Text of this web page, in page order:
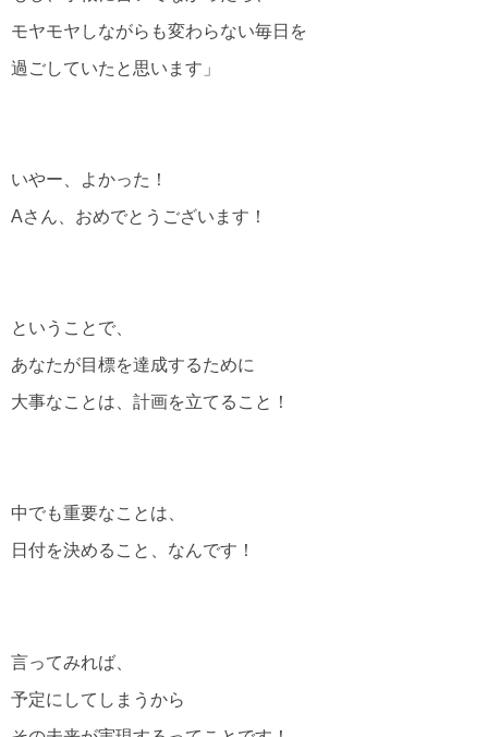
モヤモヤしながらも変わらない毎日を
過ごしていたと思います」
いやー、よかった！
Aさん、おめでとうございます！
ということで、
あなたが目標を達成するために
大事なことは、計画を立てること！
中でも重要なことは、
日付を決めること、なんです！
言ってみれば、
予定にしてしまうから